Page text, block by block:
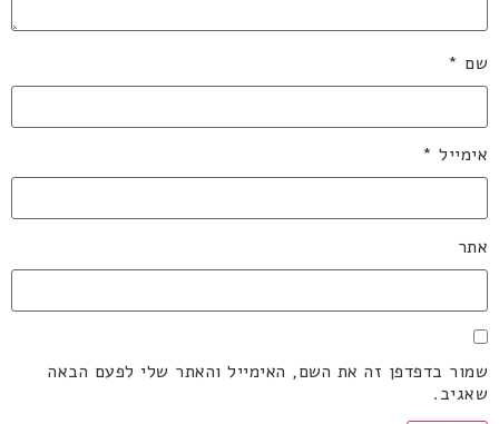
שם *
אימייל *
אתר
שמור בדפדפן זה את השם, האימייל והאתר שלי לפעם הבאה
שאגיב.